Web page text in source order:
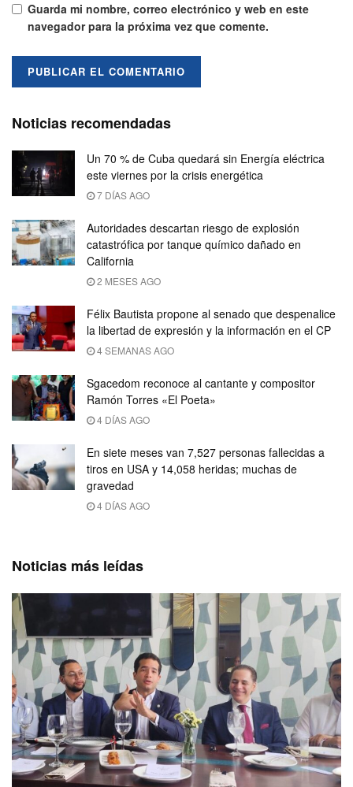
Guarda mi nombre, correo electrónico y web en este
navegador para la próxima vez que comente.
Noticias recomendadas
Un 70 % de Cuba quedará sin Energía eléctrica
este viernes por la crisis energética
7 DÍAS AGO
Autoridades descartan riesgo de explosión
catastrófica por tanque químico dañado en
California
2 MESES AGO
Félix Bautista propone al senado que despenalice
la libertad de expresión y la información en el CP
4 SEMANAS AGO
Sgacedom reconoce al cantante y compositor
Ramón Torres «El Poeta»
4 DÍAS AGO
En siete meses van 7,527 personas fallecidas a
tiros en USA y 14,058 heridas; muchas de
gravedad
4 DÍAS AGO
Noticias más leídas